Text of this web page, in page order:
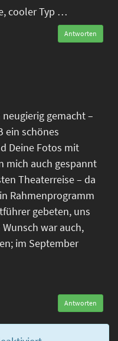
cooler Typ …
Antworten
gemacht –
ein schönes
Deine Fotos mit
mich auch gespannt
Theaterreise – da
Rahmenprogramm
gebeten, uns
war auch,
im September
Antworten